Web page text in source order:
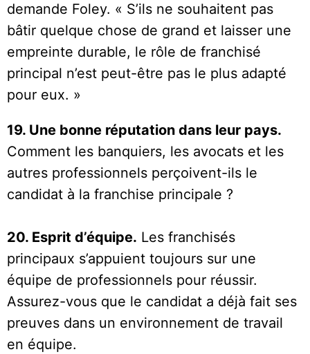
demande Foley. « S’ils ne souhaitent pas
bâtir quelque chose de grand et laisser une
empreinte durable, le rôle de franchisé
principal n’est peut-être pas le plus adapté
pour eux. »
19. Une bonne réputation dans leur pays.
Comment les banquiers, les avocats et les
autres professionnels perçoivent-ils le
candidat à la franchise principale ?
20. Esprit d’équipe. Les franchisés
principaux s’appuient toujours sur une
équipe de professionnels pour réussir.
Assurez-vous que le candidat a déjà fait ses
preuves dans un environnement de travail
en équipe.